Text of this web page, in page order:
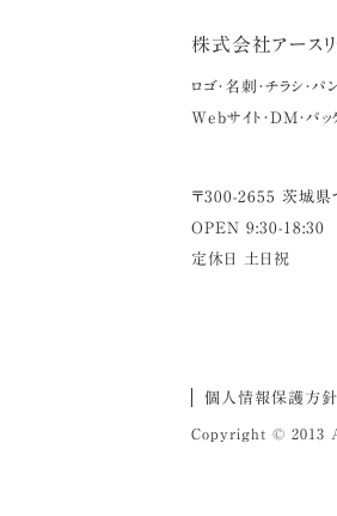
株式会社アースリ
ロゴ・名刺・チラシ・パ
Webサイト・DM・パ
〒300-2655 茨城県
OPEN 9:30-18:30
定休日 土日祝
個人情報保護方針
Copyright © 2013